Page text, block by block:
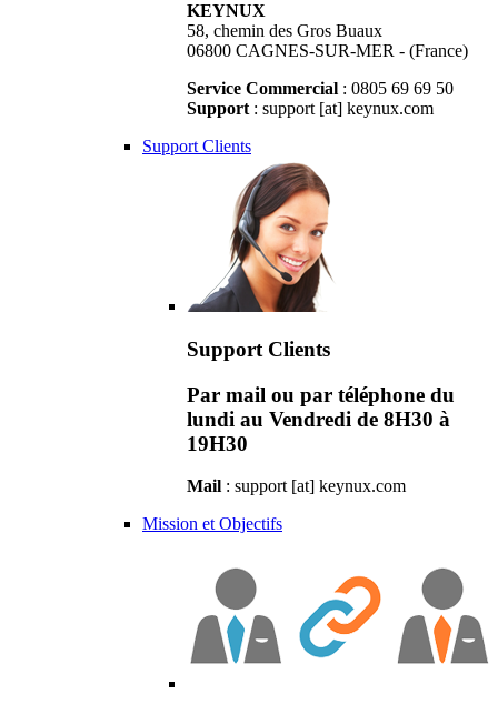
KEYNUX
58, chemin des Gros Buaux
06800 CAGNES-SUR-MER - (France)
Service Commercial : 0805 69 69 50
Support : support [at] keynux.com
Support Clients
Support Clients
Par mail ou par téléphone du
lundi au Vendredi de 8H30 à
19H30
Mail : support [at] keynux.com
Mission et Objectifs